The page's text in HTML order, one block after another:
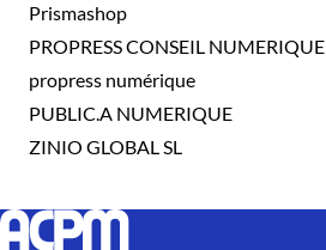
Prismashop
PROPRESS CONSEIL NUMERIQUE
propress numérique
PUBLIC.A NUMERIQUE
ZINIO GLOBAL SL